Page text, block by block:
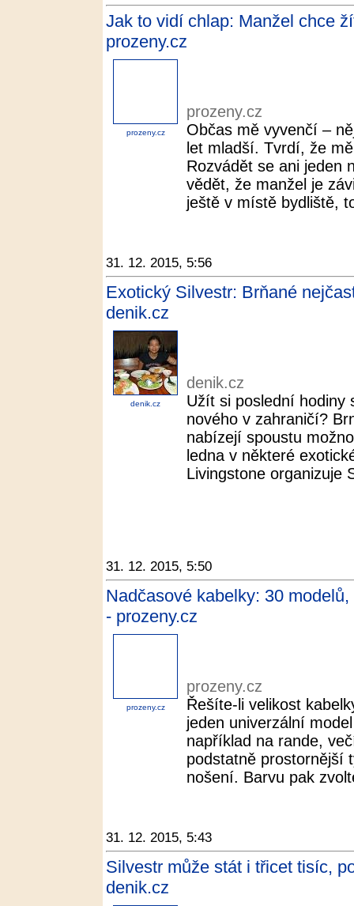
Jak to vidí chlap: Manžel chce
prozeny.cz
prozeny.cz
prozeny.cz
Občas mě vyvenčí –
let mladší. Tvrdí, že
Rozvádět se ani jeden
vědět, že manžel je
ještě v místě bydliště,
31. 12. 2015, 5:56
Exotický Silvestr: Brňané
denik.cz
denik.cz
denik.cz
Užít si poslední hodiny
nového v zahraničí?
nabízejí spoustu
ledna v některé
Livingstone organizuje
31. 12. 2015, 5:50
Nadčasové kabelky: 30
- prozeny.cz
prozeny.cz
prozeny.cz
Řešíte-li velikost
jeden univerzální
například na rande,
podstatně prostornější
nošení. Barvu pak
31. 12. 2015, 5:43
Silvestr může stát i třicet tisíc,
denik.cz